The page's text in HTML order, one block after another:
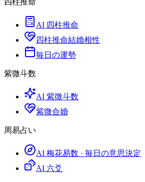
四柱推命
AI 四柱推命
四柱推命結婚相性
毎日の運勢
紫微斗数
AI 紫微斗数
紫微合婚
周易占い
AI 梅花易数 · 毎日の意思決定
AI 六爻